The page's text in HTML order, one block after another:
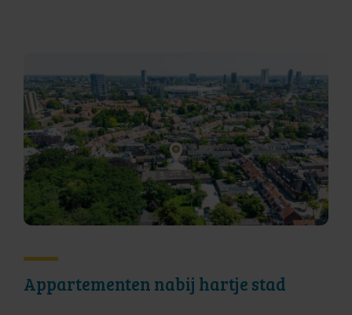
Appartementen nabij hartje stad